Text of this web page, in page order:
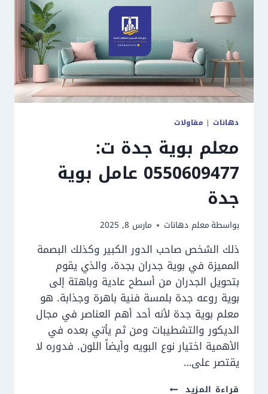
دهانات| مقاولات
معلم بوية جدة ت:
0550609477 عامل بوية
جدة
بواسطة معلم دهانات مارس 8, 2025
ذلك الشخص صاحب الدور الكبير وكذلك البصمة
المميزة في بوية جدران بجدة، والذي يقوم
بتحويل الجدران من أسطح عادية وباهتة إلى
بوية روعه جدة بلمسة فنية باهرة وجذابة. هو
معلم بوية جدة لأنه أحد أهم العناصر في مجال
الديكور والتشطيبات ومن ثم يأتي بعده في
الأهمية اختيار نوع البويه وأيضاً اللون. فدوره لا
يقتصر على…
قراءة المزيد معلم